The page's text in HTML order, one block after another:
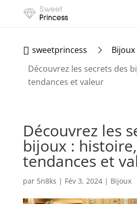
 sweetprincess 5 Bijoux
Découvrez les secrets des
tendances et valeur
Découvrez les
bijoux : histoire,
tendances et
par 5n8ks | Fév 3, 2024| Bijoux